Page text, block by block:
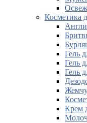
Косметика
Гель
Гель
Гель
Крем